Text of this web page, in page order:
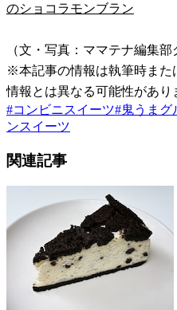
のショコラモンブラン
（文・写真：ママテナ編集部
※本記事の情報は執筆時また
情報とは異なる可能性があり
#コンビニスイーツ#鬼うまグ
ンスイーツ
関連記事